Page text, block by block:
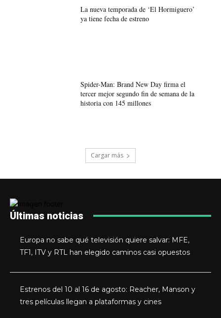
La nueva temporada de ‘El Hormiguero’
ya tiene fecha de estreno
Spider-Man: Brand New Day firma el
tercer mejor segundo fin de semana de la
historia con 145 millones
Cargar más
Últimas noticias
Europa no sabe qué televisión quiere salvar: MFE,
TF1, ITV y RTL han elegido caminos casi opuestos
Estrenos del 10 al 16 de agosto: Reacher, Manson y
tres películas llegan a plataformas y cines